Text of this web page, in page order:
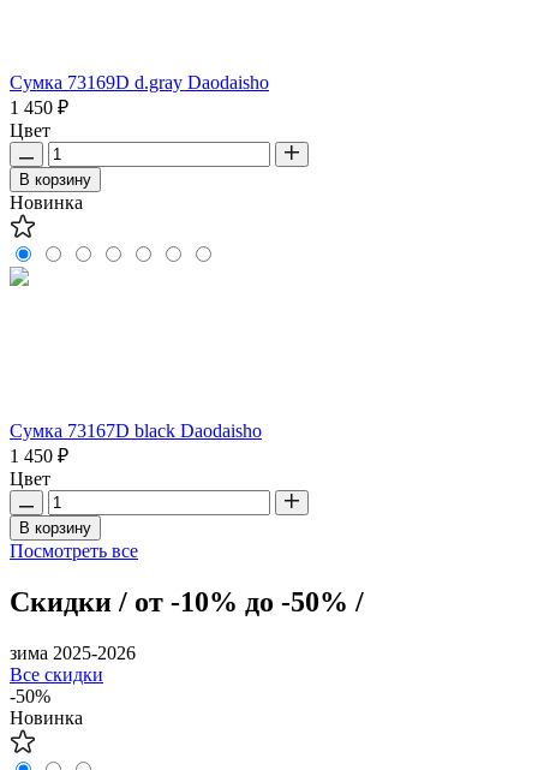
Сумка 73169D d.gray Daodaisho
1 450 ₽
Цвет
В корзину
Новинка
Сумка 73167D black Daodaisho
1 450 ₽
Цвет
В корзину
Посмотреть все
Скидки / от -10% до -50% /
зима 2025-2026
Все скидки
-50%
Новинка